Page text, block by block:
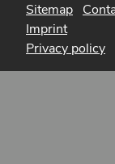
Sitemap
Imprint
Privacy policy